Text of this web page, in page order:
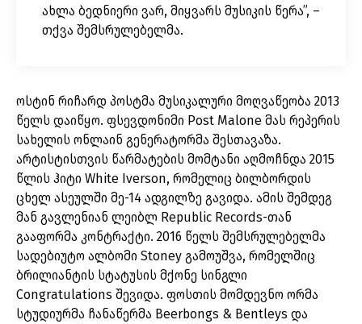
ახლა ბედნიერი ვარ, მიყვარს მუსიკის წერა”, –
თქვა შემსრულებელმა.
ოსტინ რიჩარდ პოსტმა მუსიკალური მოღვაწეობა 2013
წელს დაიწყო. ფსევდონიმი Post Malone მას რეპერის
სახელის ონლაინ გენერატორმა შესთავაზა.
არტისტისთვის წარმატების მომტანი აღმოჩნდა 2015
წლის ჰიტი White Iverson, რომელიც ბილბორდის
ცხელ ასეულში მე-14 ადგილზე გავიდა. ამის შემდეგ
მან გავლენიან ლეიბლ Republic Records-თან
გააფორმა კონტრაქტი. 2016 წელს შემსრულებელმა
სადებიუტო ალბომი Stoney გამოუშვა, რომელშიც
ბრილიანტის სტატუსის მქონე სინგლი
Congratulations შევიდა. ფოსთის მომდევნო ორმა
სტუდიურმა ჩანაწერმა Beerbongs & Bentleys და